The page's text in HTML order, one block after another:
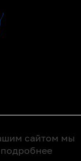
сайтом мы